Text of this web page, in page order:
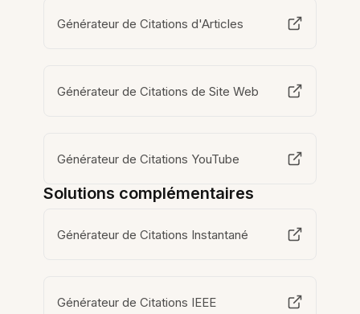
Générateur de Citations d'Articles
Générateur de Citations de Site Web
Générateur de Citations YouTube
Solutions complémentaires
Générateur de Citations Instantané
Générateur de Citations IEEE